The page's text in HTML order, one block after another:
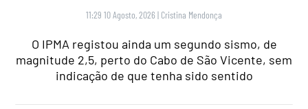
11:29 10 Agosto, 2026 | Cristina Mendonça
O IPMA registou ainda um segundo sismo, de
magnitude 2,5, perto do Cabo de São Vicente, sem
indicação de que tenha sido sentido